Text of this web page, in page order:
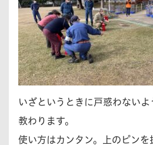
いざというときに戸惑わない
教わります。
使い方はカンタン。上のピン